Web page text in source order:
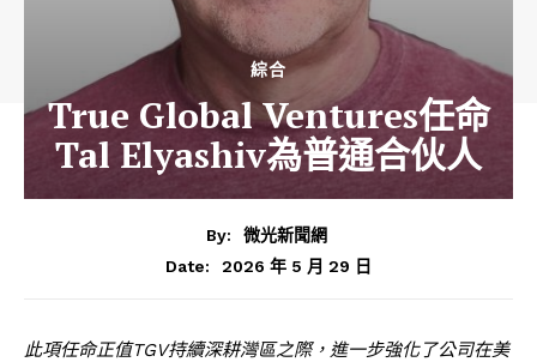
綜合
True Global Ventures任命
Tal Elyashiv為普通合伙人
By:
微光新聞網
Date:
2026 年 5 月 29 日
此項任命正值TGV持續深耕灣區之際，進一步強化了公司在美